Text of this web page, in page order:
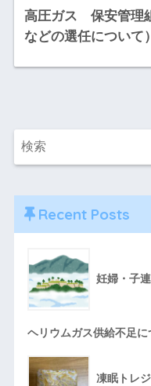
高圧ガス 保安管理
などの選任について）
Recent Posts
妊婦・子
ヘリウムガス供給不足に
凍眠トレ